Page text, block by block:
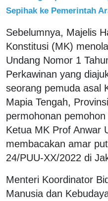
Sepihak ke Pemerintah
Sebelumnya, Majelis
Konstitusi (MK)
Undang Nomor 1
Perkawinan yang
seorang pemuda asal
Mapia Tengah,
permohonan
Ketua MK Prof Anwar
membacakan amar
24/PUU-XX/2022 di
Menteri Koordinator
Manusia dan